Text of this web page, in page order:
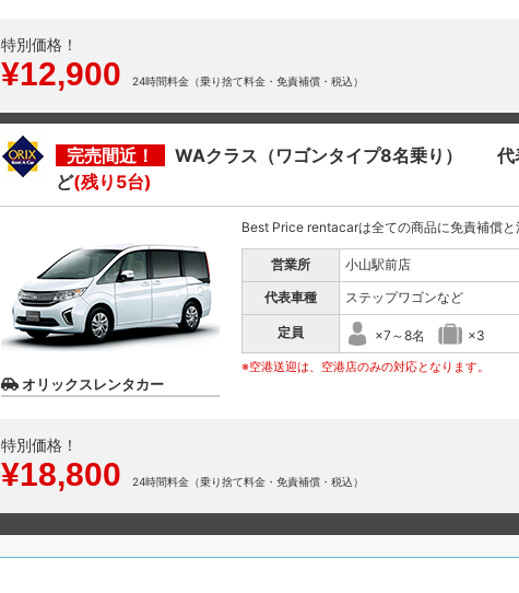
特別価格！
¥12,900 24時間料金（乗り捨て料金・免責補償・税込）
完売間近！
WAクラス（ワゴンタイプ8名乗り） 代
ど(残り5台)
オリックスレンタカー
Best Price rentacarは全ての商品に免責補償
営業所
小山駅前店
代表車種
ステップワゴンなど
定員 ×7～8名 ×3
※空港送迎は、空港店のみの対応となります。
特別価格！
¥18,800 24時間料金（乗り捨て料金・免責補償・税込）